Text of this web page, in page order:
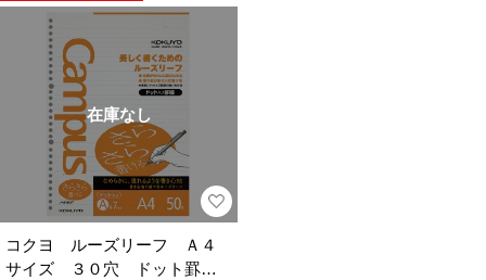
在庫なし
コクヨ ルーズリーフ Ａ４
サイズ ３０穴 ドット罫線